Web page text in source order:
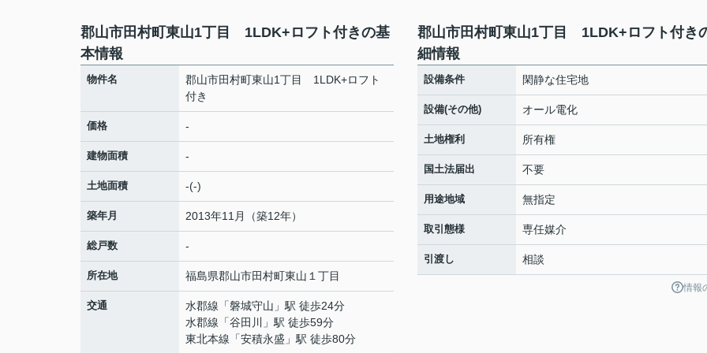
郡山市田村町東山1丁目 1LDK+ロフト付きの基
本情報
物件名
郡山市田村町東山1丁目 1LDK+ロフト
付き
価格 -
建物面積 -
土地面積 -(-)
築年月 2013年11月（築12年）
総戸数 -
所在地 福島県郡山市田村町東山 １丁目
交通 水郡線 「磐城守山 」駅 徒歩24分
水郡線 「谷田川
」駅 徒歩59分
東北本線 「安積永盛 」駅 徒歩80分
郡山市田村町東山1丁目 1LDK+ロフト付き
細情報
設備条件 閑静な住宅地
設備(その他) オール電化
土地権利 所有権
国土法届出 不要
用途地域 無指定
取引態様 専任媒介
引渡し 相談
情報